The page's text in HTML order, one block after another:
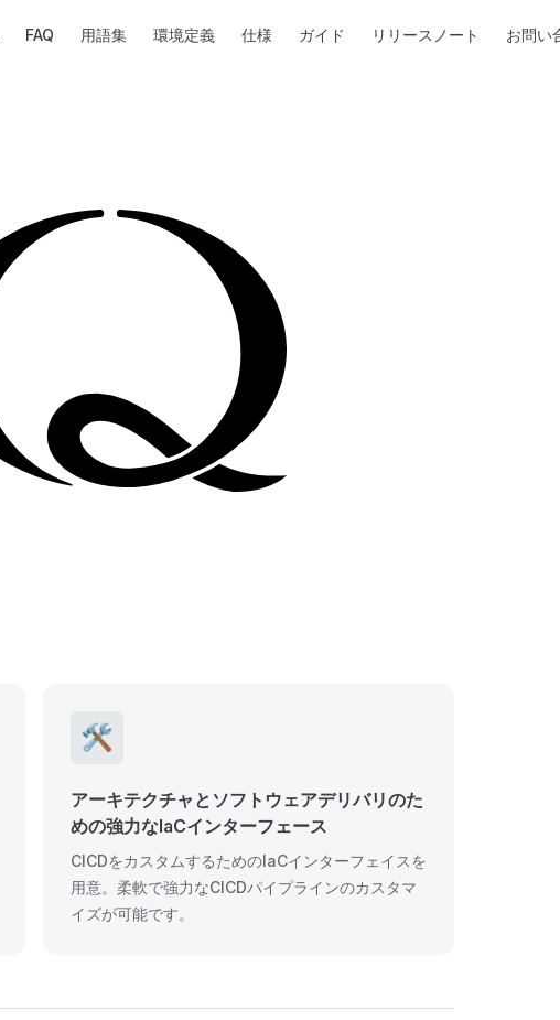
FAQ 用語集 環境定義 仕様 ガイド リリースノート お問い
🛠️
アーキテクチャとソフトウェアデリバリのた
めの強力なIaCインターフェース
CICDをカスタムするためのIaCインターフェイスを
用意。柔軟で強力なCICDパイプラインのカスタマ
イズが可能です。